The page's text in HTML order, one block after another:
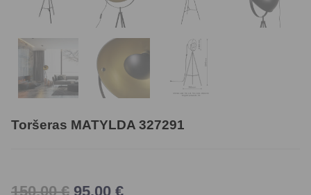
Toršeras MATYLDA 327291
150,00€ 95,00 €